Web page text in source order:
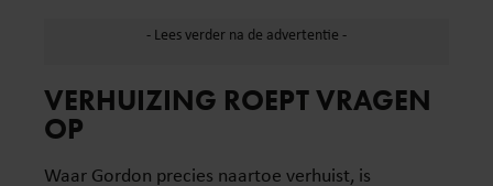
VERHUIZING ROEPT VRAGEN
OP
Waar Gordon precies naartoe verhuist, is